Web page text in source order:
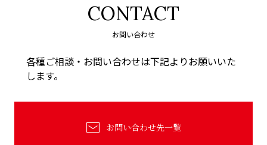
CONTACT
お問い合わせ
各種ご相談・お問い合わせは下記よりお願いいた
します。
お問い合わせ先一覧